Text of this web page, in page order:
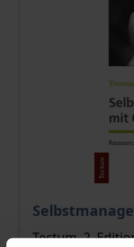
The price
Tectum, 2.